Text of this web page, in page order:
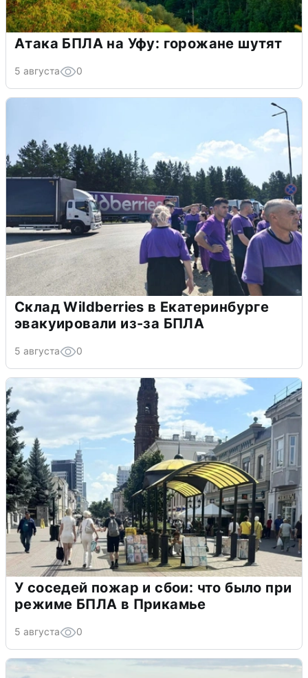
Атака БПЛА на Уфу: горожане шутят
5 августа 0
Склад Wildberries в Екатеринбурге
эвакуировали из-за БПЛА
5 августа 0
У соседей пожар и сбои: что было при
режиме БПЛА в Прикамье
5 августа 0